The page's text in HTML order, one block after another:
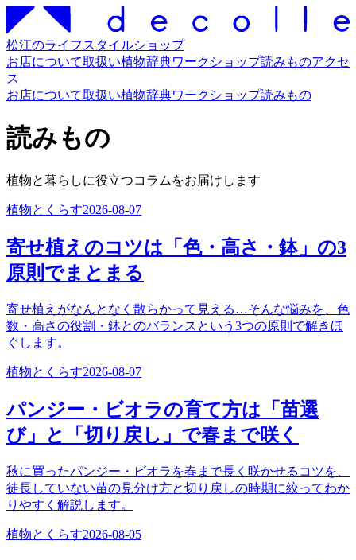
松江のライフスタイルショップ
お店について取扱い植物辞典ワークショップ読みものアクセ
ス
お店について取扱い植物辞典ワークショップ読みもの
読みもの
植物と暮らしに役立つコラムをお届けします
植物とくらす2026-08-07
寄せ植えのコツは「色・高さ・鉢」の3
原則でまとまる
寄せ植えがなんとなく散らかって見える…そんな悩みを、色
数・高さの役割・鉢とのバランスという3つの原則で解きほ
ぐします。
植物とくらす2026-08-07
パンジー・ビオラの育て方は「苗選
び」と「切り戻し」で春まで咲く
秋に買ったパンジー・ビオラを春まで長く咲かせるコツを、
徒長していない苗の見分け方と切り戻しの時期に絞ってわか
りやすく解説します。
植物とくらす2026-08-05